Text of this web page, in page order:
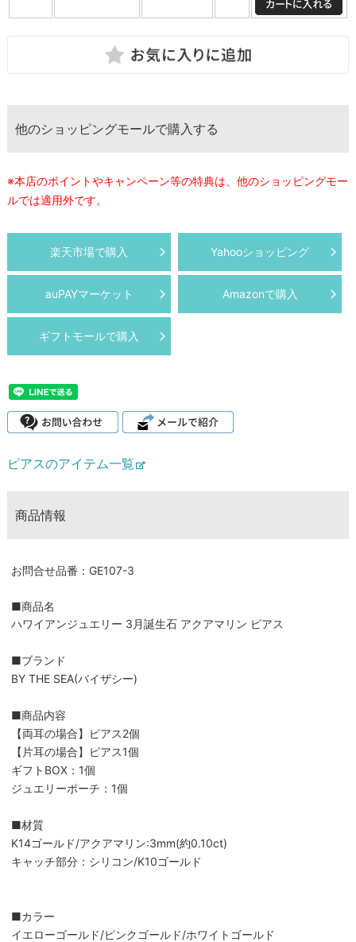
他のショッピングモールで購入する
※本店のポイントやキャンペーン等の特典は、他のショッピングモー
ルでは適用外です。
楽天市場で購入 Yahooショッピング
auPAYマーケット Amazonで購入
ギフトモールで購入
ピアスのアイテム一覧
商品情報
お問合せ品番：GE107-3
■商品名
ハワイアンジュエリー 3月誕生石 アクアマリン ピアス
■ブランド
BY THE SEA(バイザシー)
■商品内容
【両耳の場合】ピアス2個
【片耳の場合】ピアス1個
ギフトBOX：1個
ジュエリーポーチ：1個
■材質
K14ゴールド/アクアマリン:3mm(約0.10ct)
キャッチ部分：シリコン/K10ゴールド
■カラー
イエローゴールド/ピンクゴールド/ホワイトゴールド